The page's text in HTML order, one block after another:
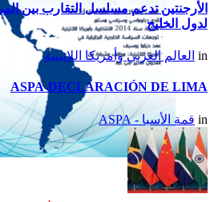
تقرير أمريكا اللاتينية لسنة
2014
الأرجنتين تدعم مسلسل التقارب بين
لدول الخليج
in العالم العربي وأمريكا اللاتينية
ASPA-DECLARACIÓN DE LIMA
in قمة الأسبا - ASPA